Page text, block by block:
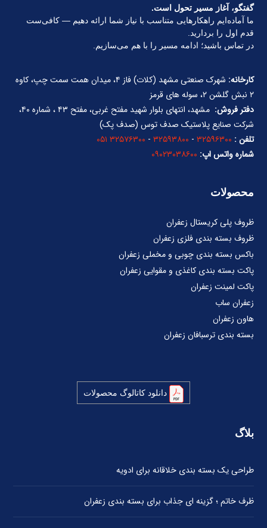
گفتگو، آغاز مسیر تحول است.
ما آماده‌ایم راهکارهایی متناسب با نیاز شما ارائه دهیم — کافی‌ست
قدم اول را بردارید.
در تماس باشید؛ ادامه مسیر را با هم می‌سازیم.
کارخانه:
شهرک صنعتی مشهد (کلات) فاز ۴، میدان همت سمت چپ، کاوه
۲ نبش گلشن ۲، سوله های قرمز
دفتر فروش:
مشهد، انتهای بلوار شهید مفتح غربی، مفتح ۴۳ ، شماره ۴۰،
شرکت صنایع پلاستیک صدف توس (صدف پک)
تلفن : ۳۲۵۹۶۳۰۰ - ۳۲۵۹۳۸۰۰ - ۳۲۵۷۶۳۰۰ ۰۵۱
شماره واتس اپ: ۰۹۰۲۳۰۳۸۶۰۰
محصولات
ظروف پلی کریستال زعفران
ظروف بسته بندی فلزی زعفران
باکس بسته بندی چوبی و مخملی زعفران
پاکت بسته بندی کاغذی و مقوایی زعفران
پاکت لمینت زعفران
زعفران ساب
هاون زعفران
بسته بندی ترسبافان زعفران
دانلود کاتالوگ محصولات
بلاگ
طراحی یک بسته بندی خلاقانه برای ادویه
ظرف خاتم ؛ گزینه ای جذاب برای بسته بندی زعفران